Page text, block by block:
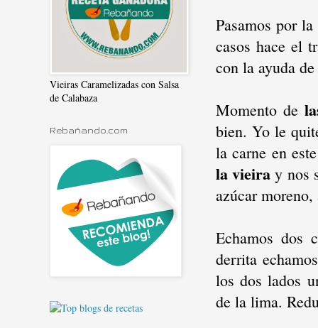
Pasamos por
casos hace el
con la ayuda
Momento de
bien. Yo le
la carne en
la vieira y nos
azúcar
Echamos dos
derrita
los dos lados
de la lima.
Vieiras Caramelizadas con Salsa
de Calabaza
Rebañando.com